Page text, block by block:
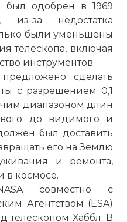
был одобрен в 1969
за недостатка
были уменьшены
телескопа, включая
инструментов.
сделать
с разрешением 0,1
диапазоном длин
до видимого и
был доставить
его на Землю
и ремонта,
в космосе.
совместно с
Агентством (ESA)
телескопом Хаббл. В